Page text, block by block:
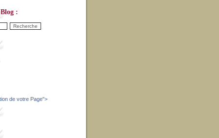
:
de votre Page">